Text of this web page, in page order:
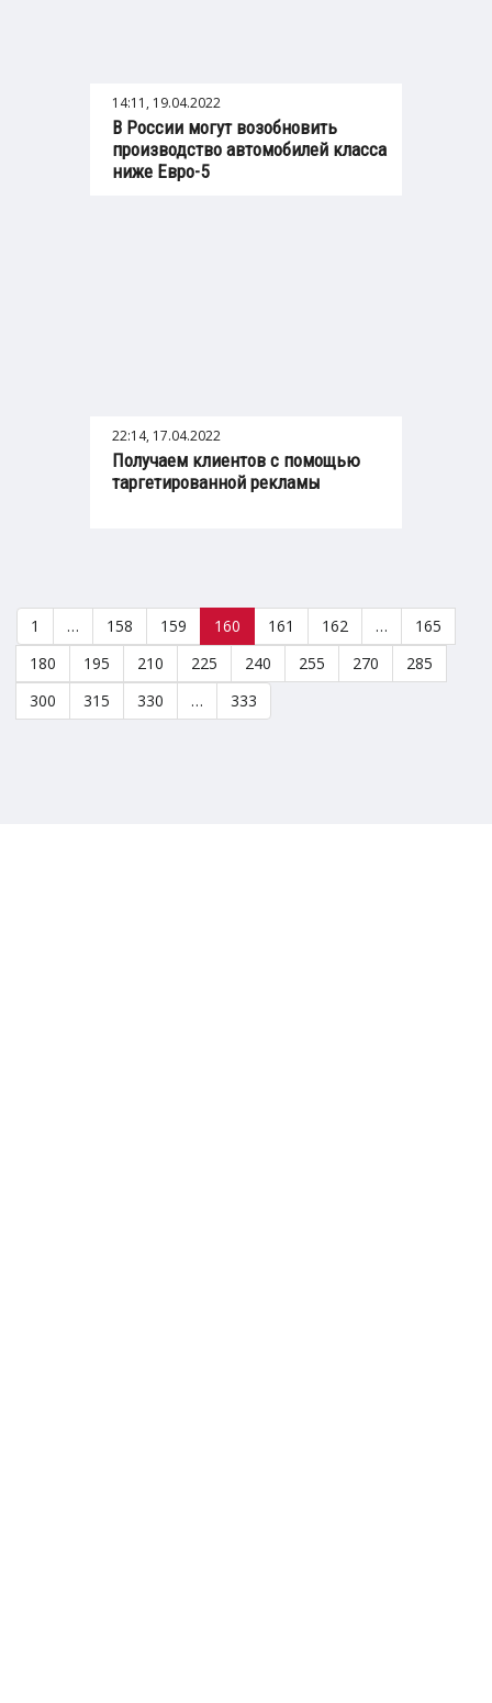
14:11, 19.04.2022
В России могут возобновить
производство автомобилей класса
ниже Евро-5
22:14, 17.04.2022
Получаем клиентов с помощью
таргетированной рекламы
1 … 158 159 160 161 162 …
165
180
195 210 225 240 255 270
285
300
315 330 … 333